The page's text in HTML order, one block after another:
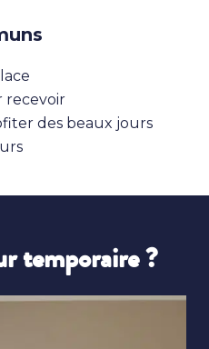
recevoir
des beaux jours
temporaire ?